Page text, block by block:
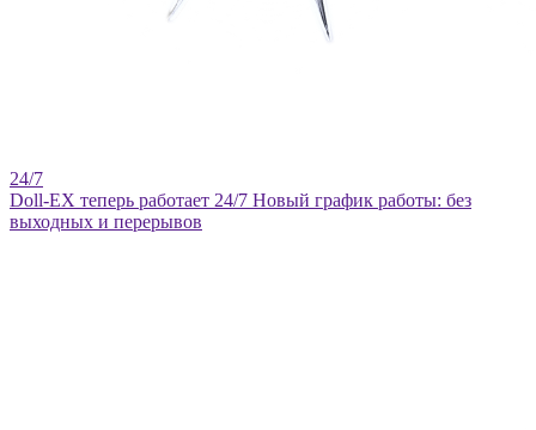
Doll-EX теперь работает 24/7 Новый график работы: без
выходных и перерывов